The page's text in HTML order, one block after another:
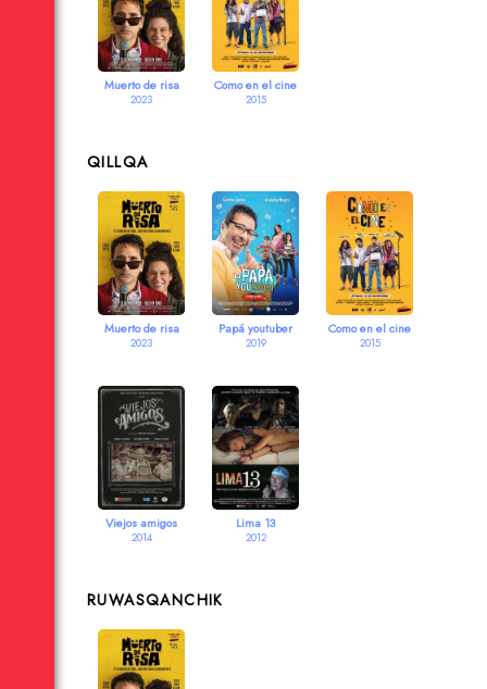
Muerto de risa
2023
Como en el cine
2015
QILLQA
Muerto de risa
2023
Papá youtuber
2019
Como en el cine
2015
Viejos amigos
2014
Lima 13
2012
RUWASQANCHIK